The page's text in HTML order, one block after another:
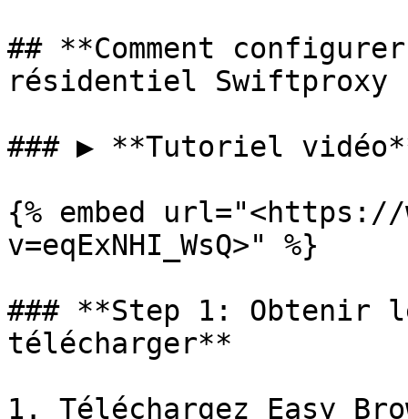
## **Comment
résidentiel Swiftproxy
### ▶️ **Tutoriel
{% embed url="<https://
v=eqExNHI_WsQ>" %}
### **Step 1: Obtenir
télécharger**
1. Téléchargez Easy